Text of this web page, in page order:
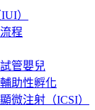
）
程
管嬰兒
助性孵化
微注射（ICSI）